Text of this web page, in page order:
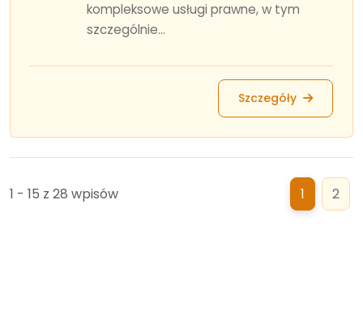
kompleksowe usługi prawne, w tym
szczególnie...
Szczegóły
1 - 15 z 28 wpisów 1 2